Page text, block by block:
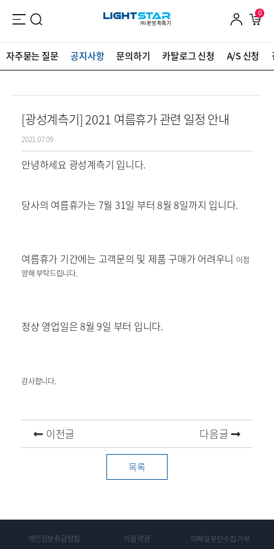
0
자주묻는 질문 공지사항 문의하기 카탈로그 신청 A/S 신청
[광성계측기] 2021 여름휴가 관련 일정 안내
2021.07.09
안녕하세요 광성계측기 입니다.
당사의 여름휴가는 7월 31일 부터 8월 8일까지 입니다.
여름휴가 기간에는 고객문의 및 제품 구매가 어려우니 이점
양해 부탁드립니다.
정상 영업일은 8월 9일 부터 입니다.
감사합니다.
이전글 다음글
목록
개인정보취급방침 이용약관 이메일무단수집거부